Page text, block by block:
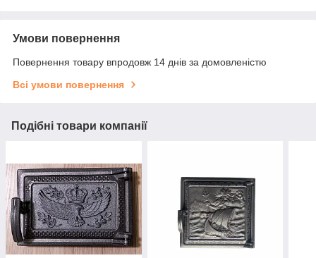
Умови повернення
Повернення товару впродовж 14 днів за домовленістю
Всі умови повернення
Подібні товари компанії